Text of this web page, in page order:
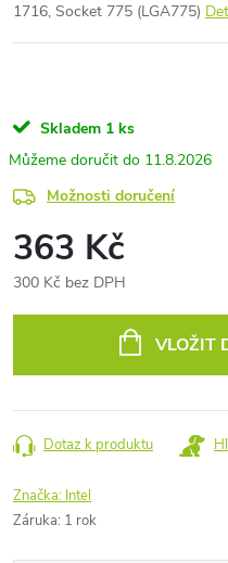
1716, Socket 775 (LGA775)
Skladem 1 ks
11.8.2026
Možnosti doručení
363 Kč
300 Kč bez DPH
VLOŽIT
Dotaz k produktu
Značka: Intel
Záruka: 1 rok